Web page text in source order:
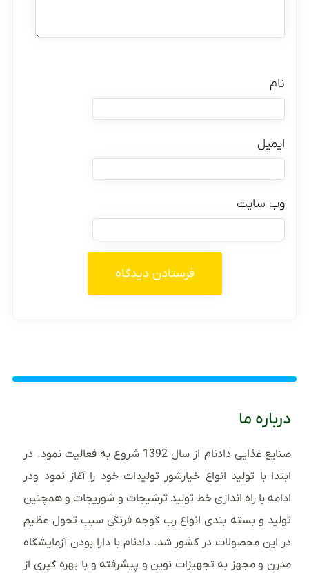
نام
ایمیل
وب‌ سایت
درباره ما
صنایع غذایی دادنام از سال 1392 شروع به فعالیت نمود. در
ابتدا با تولید انواع خیارشور تولیدات خود را آغاز نمود ودر
ادامه با راه اندازی خط تولید ترشیجات و شوریجات و همچنین
تولید و بسته بندی انواع رب گوجه فرنگی سبب تحول عظیم
در این محصولات در کشور شد. دادنام با دارا بودن آزمایشگاه
مدرن و مجهز به تجهیزات نوین و پیشرفته و با بهره گیری از